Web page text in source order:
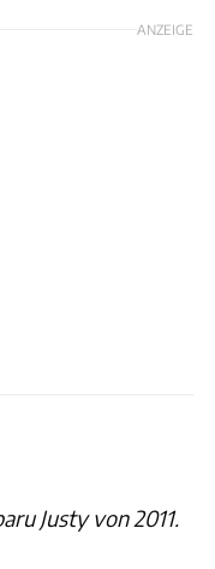
ANZEIGE
Justy von 2011.